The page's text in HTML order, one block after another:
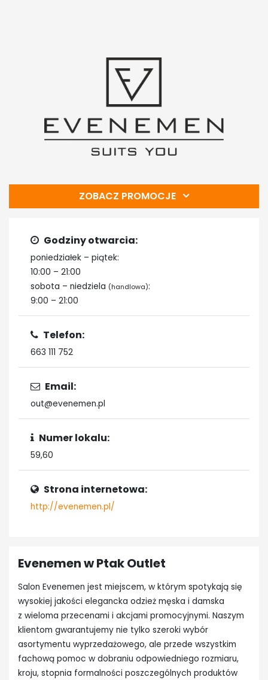
Evenemen w Ptak Outlet
Salon Evenemen jest miejscem, w którym spotykają się
wysokiej jakości elegancka odzież męska i damska
z wieloma przecenami i akcjami promocyjnymi. Naszym
klientom gwarantujemy nie tylko szeroki wybór
asortymentu wyprzedażowego, ale przede wszystkim
fachową pomoc w dobraniu odpowiedniego rozmiaru,
kroju, stopnia formalności poszczególnych produktów
ZOBACZ PROMOCJE
Godziny otwarcia:
poniedziałek – piątek:
10:00 – 21:00
sobota – niedziela (handlowa):
9:00 – 21:00
Telefon:
663 111 752
Email:
out@evenemen.pl
Numer lokalu:
59,60
Strona internetowa:
http://evenemen.pl/